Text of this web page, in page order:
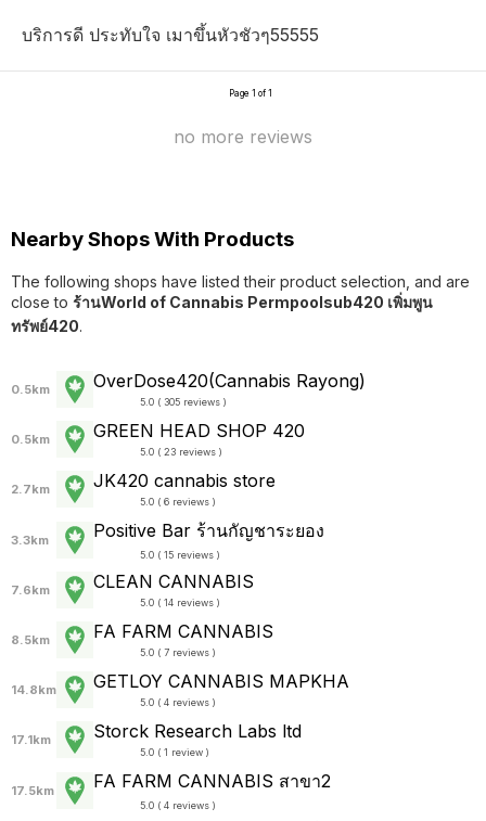
บริการดี ประทับใจ เมาขึ้นหัวชัวๆ55555
Page 1 of 1
no more reviews
Nearby Shops With Products
The following shops have listed their product selection, and are
close to ร้านWorld of Cannabis Permpoolsub420 เพิ่มพูน
ทรัพย์420.
0.5km OverDose420(Cannabis Rayong)
5.0 ( 305 reviews )
0.5km GREEN HEAD SHOP 420
5.0 ( 23 reviews )
2.7km JK420 cannabis store
5.0 ( 6 reviews )
3.3km Positive Bar ร้านกัญชาระยอง
5.0 ( 15 reviews )
7.6km CLEAN CANNABIS
5.0 ( 14 reviews )
8.5km FA FARM CANNABIS
5.0 ( 7 reviews )
14.8km GETLOY CANNABIS MAPKHA
5.0 ( 4 reviews )
17.1km Storck Research Labs ltd
5.0 ( 1 review )
17.5km FA FARM CANNABIS สาขา2
5.0 ( 4 reviews )